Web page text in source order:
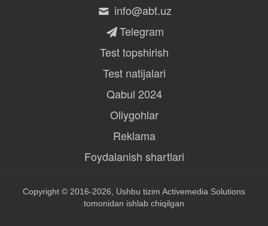
info@abt.uz
Telegram
Test topshirish
Test natijalari
Qabul 2024
Oliygohlar
Reklama
Foydalanish shartlari
Copyright © 2016-2026, Ushbu tizim Activemedia Solutions
tomonidan ishlab chiqilgan